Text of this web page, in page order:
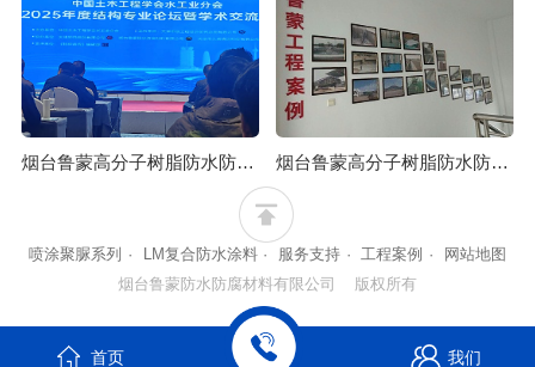
烟台鲁蒙高分子树脂防水防腐涂料可应用于石油化工行业 烟台鲁蒙高分子树脂防水防腐涂料可防止混凝土浒苔附着
喷涂聚脲系列 · LM复合防水涂料 · 服务支持 · 工程案例 ·
网站地图
烟台鲁蒙防水防腐材料有限公司 版权所有
首页 我们